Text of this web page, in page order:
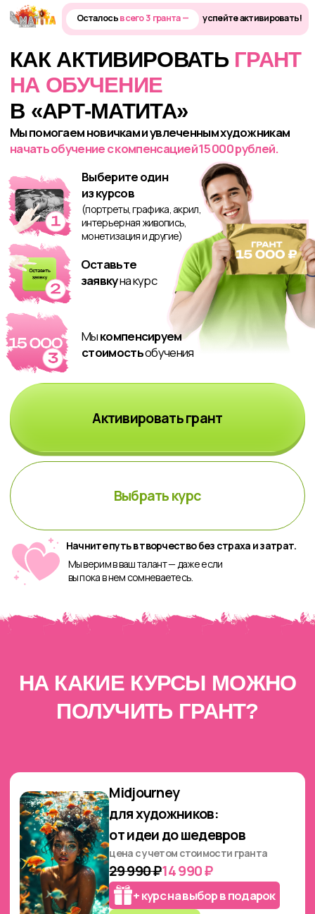
НА ОБУЧЕНИЕ
В «АРТ-МАТИТА»
Мы помогаем новичкам и увлеченным художникам
начать обучение с компенсацией 15 000 рублей.
из курсов
(портреты, графика, акрил,
интерьерная живопись,
вы пока в нем сомневаетесь.
Оставьте
заявкуна курс
компенсируем
стоимость
Осталось успейте активировать!
Активировать грант
Выбрать курс
НА КАКИЕ КУРСЫ МОЖНО
ПОЛУЧИТЬ ГРАНТ?
Midjourney
для художников:
29 990 ₽14 990 ₽
Как зарабатывать на
картинах
программа
Портреты. Достижение
фотореализма 3.0
цена с учетом стоимости гранта
39 990 ₽24 990 ₽
+ курс на выбор в подарок
программа